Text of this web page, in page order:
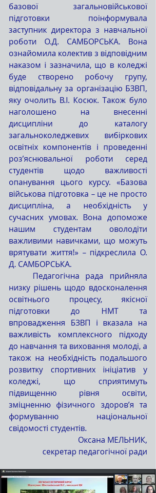
базової загальновійськової
підготовки поінформувала
заступник директора з навчальної
роботи О.Д. САМБОРСЬКА. Вона
ознайомила колектив з відповідним
наказом і зазначила, що в коледжі
буде створено робочу групу,
відповідальну за організацію БЗВП,
яку очолить В.І. Косюк. Також було
наголошено на внесенні
дисципліни до каталогу
загальноколеджевих вибіркових
освітніх компонентів і проведенні
роз’яснювальної роботи серед
студентів щодо важливості
опанування цього курсу. «Базова
військова підготовка – це не просто
дисципліна, а необхідність у
сучасних умовах. Вона допоможе
нашим студентам оволодіти
важливими навичками, що можуть
врятувати життя!» – підкреслила О.
Д. САМБОРСЬКА.
низку рішень щодо вдосконалення
освітнього процесу, якісної
підготовки до НМТ та
впровадження БЗВП і вказала на
важливість комплексного підходу
до навчання та виховання молоді, а
також на необхідність подальшого
розвитку спортивних ініціатив у
коледжі, що сприятимуть
підвищенню рівня освіти,
зміцненню фізичного здоров’я та
формуванню національної
свідомості студентів.
Оксана МЕЛЬНИК,
секретар педагогічної ради